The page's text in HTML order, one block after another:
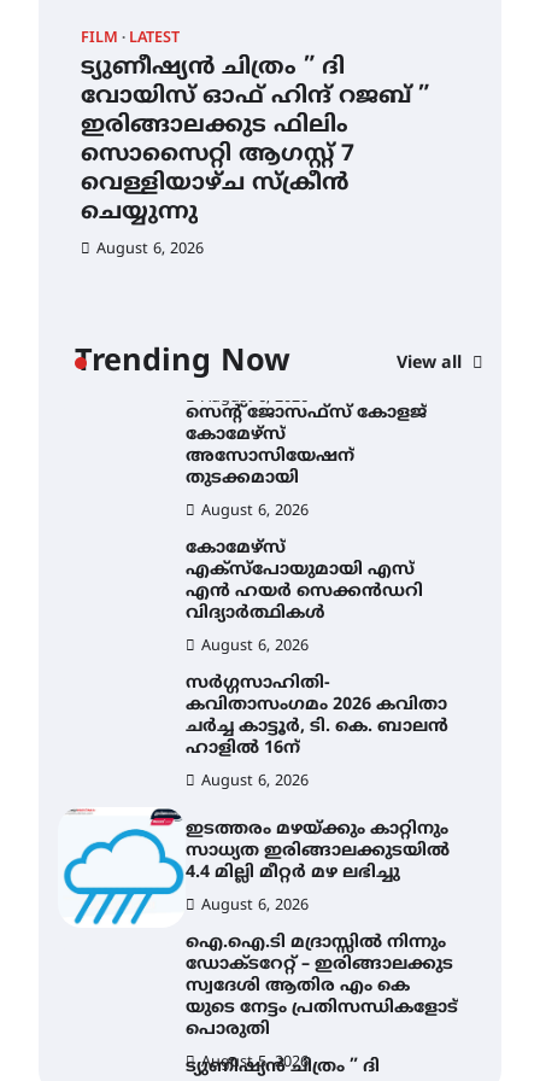
FILM LATEST
ട്യുണീഷ്യൻ ചിത്രം ” ദി
വോയിസ് ഓഫ് ഹിന്ദ് റജബ് ”
ഇരിങ്ങാലക്കുട ഫിലിം
സൊസൈറ്റി ആഗസ്റ്റ് 7
വെള്ളിയാഴ്ച സ്‌ക്രീൻ
ചെയ്യുന്നു
August 6, 2026
Trending Now View all
4.4 മില്ലി മീറ്റർ മഴ ലഭിച്ചു
August 6, 2026
ഐ.ഐ.ടി മദ്രാസ്സിൽ നിന്നും
ഡോക്ടറേറ്റ് – ഇരിങ്ങാലക്കുട
സ്വദേശി ആതിര എം കെ
യുടെ നേട്ടം പ്രതിസന്ധികളോട്
പൊരുതി
August 5, 2026
ട്യുണീഷ്യൻ ചിത്രം ” ദി
ചെയ്യുന്നു
August 6, 2026
സെന്റ് ജോസഫ്സ് കോളജ്
കോമേഴ്‌സ്
അസോസിയേഷന്
തുടക്കമായി
August 6, 2026
കോമേഴ്സ്
എക്സ്പോയുമായി എസ്
എൻ ഹയർ സെക്കൻഡറി
വിദ്യാർത്ഥികൾ
August 6, 2026
സർഗ്ഗസാഹിതി-
കവിതാസംഗമം 2026 കവിതാ
ചർച്ച കാട്ടൂർ, ടി. കെ. ബാലൻ
ഹാളിൽ 16ന്
August 6, 2026
ഇടത്തരം മഴയ്ക്കും കാറ്റിനും
സാധ്യത ഇരിങ്ങാലക്കുടയിൽ
4.4 മില്ലി മീറ്റർ മഴ ലഭിച്ചു
August 6, 2026
ഐ.ഐ.ടി മദ്രാസ്സിൽ നിന്നും
ഡോക്ടറേറ്റ് – ഇരിങ്ങാലക്കുട
സ്വദേശി ആതിര എം കെ
യുടെ നേട്ടം പ്രതിസന്ധികളോട്
പൊരുതി
August 5, 2026
ട്യുണീഷ്യൻ ചിത്രം ” ദി